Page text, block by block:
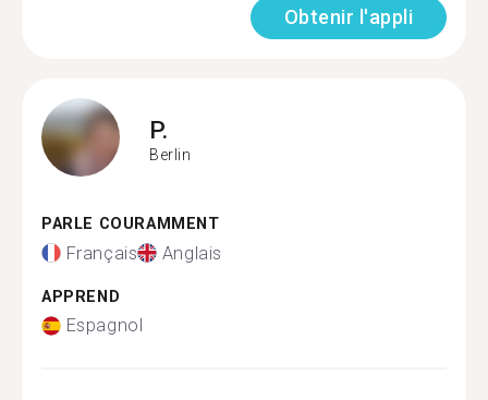
Obtenir l'appli
P.
Berlin
PARLE COURAMMENT
Français Anglais
APPREND
Espagnol